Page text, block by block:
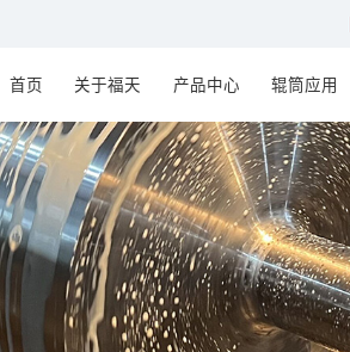
首页 关于福天 产品中心 辊筒应用